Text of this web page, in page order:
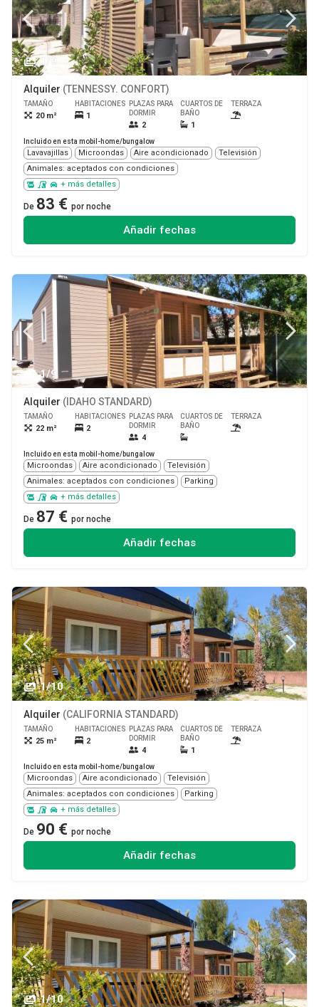
1/9
Alquiler (TENNESSY. CONFORT)
TAMAÑO
20 m²
HABITACIONES
1
PLAZAS PARA
DORMIR
2
CUARTOS DE
BAÑO
1
TERRAZA
Incluido en esta mobil-home/bungalow
Lavavajillas Microondas Aire acondicionado
Televisión
Animales: aceptados con condiciones
+ más detalles
De 83 € por noche
Añadir fechas
1/9
Alquiler (IDAHO STANDARD)
TAMAÑO
22 m²
HABITACIONES
2
PLAZAS PARA
DORMIR
4
CUARTOS DE
BAÑO
TERRAZA
Incluido en esta mobil-home/bungalow
Microondas Aire acondicionado
Televisión
Animales: aceptados con condiciones
Parking
+ más detalles
De 87 € por noche
Añadir fechas
1/10
Alquiler (CALIFORNIA STANDARD)
TAMAÑO
25 m²
HABITACIONES
2
PLAZAS PARA
DORMIR
4
CUARTOS DE
BAÑO
1
TERRAZA
Incluido en esta mobil-home/bungalow
Microondas Aire acondicionado
Televisión
Animales: aceptados con condiciones
Parking
+ más detalles
De 90 € por noche
Añadir fechas
1/10